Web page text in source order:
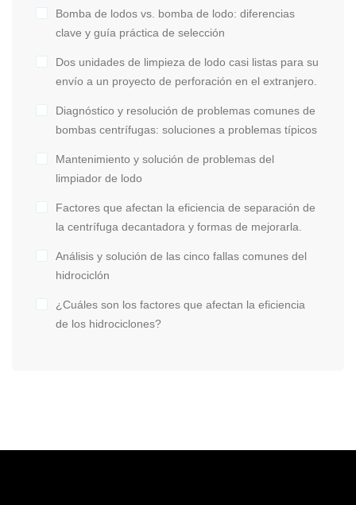
Bomba de lodos vs. bomba de lodo: diferencias
clave y guía práctica de selección
Dos unidades de limpieza de lodo casi listas para su
envío a un proyecto de perforación en el extranjero.
Diagnóstico y resolución de problemas comunes de
bombas centrífugas: soluciones a problemas típicos
Mantenimiento y solución de problemas del
limpiador de lodo
Factores que afectan la eficiencia de separación de
la centrífuga decantadora y formas de mejorarla.
Análisis y solución de las cinco fallas comunes del
hidrociclón
¿Cuáles son los factores que afectan la eficiencia
de los hidrociclones?